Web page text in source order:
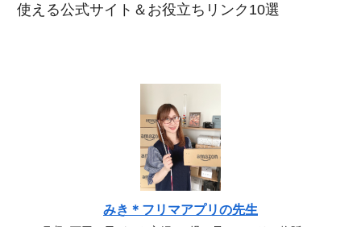
使える公式サイト＆お役立ちリンク10選
みき＊フリマアプリの先生